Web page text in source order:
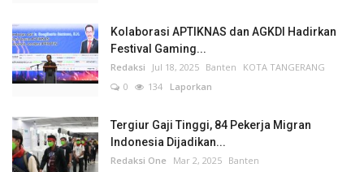
Kolaborasi APTIKNAS dan AGKDI Hadirkan
Festival Gaming...
Redaksi Jul 18, 2025 Banten
KOTA TANGERANG
0
134 Laporkan
Tergiur Gaji Tinggi, 84 Pekerja Migran
Indonesia Dijadikan...
Redaksi One Mar 2, 2025 Banten